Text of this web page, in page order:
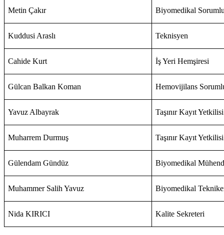
Metin Çakır Biyomedikal
Kuddusi Araslı Teknisyen
Cahide Kurt İş Yeri Hemşiresi
Gülcan Balkan Koman Hemovijilans
Yavuz Albayrak Taşınır Kayıt Yetkilisi
Muharrem Durmuş Taşınır Kayıt Yetkilisi
Gülendam Gündüz Biyomedikal
Muhammer Salih Yavuz Biyomedikal
Nida KIRICI Kalite Sekreteri